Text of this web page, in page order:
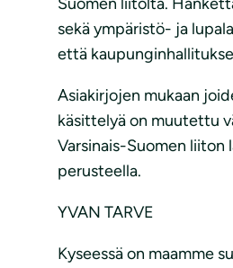
sekä ympäristö- ja
että
Asiakirjojen mukaan
käsittelyä on muutettu
Varsinais-Suomen liiton
perusteella.
YVAN TARVE
Kyseessä on maamme